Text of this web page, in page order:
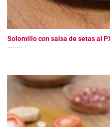
Solomillo con salsa de setas al